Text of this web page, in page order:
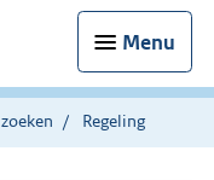
Menu
Regeling